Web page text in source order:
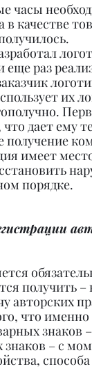
часы
качестве
раз
их
дает ему
получение
имеет
порядке.
получить
авторских
что
знаков
– с